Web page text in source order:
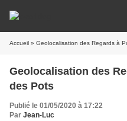
Accueil » Geolocalisation des Regards à
Geolocalisation des
des Pots
Publié le 01/05/2020 à 17:22
Par Jean-Luc